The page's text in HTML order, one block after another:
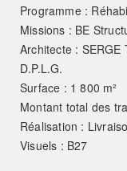
Programme :
Missions : BE
Architecte : SERGE
D.P.L.G.
Surface : 1 800 m²
Montant total des
Réalisation :
Visuels : B27